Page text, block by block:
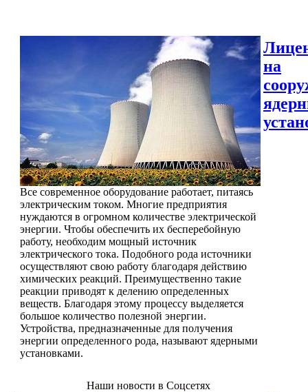
Все современное оборудование работает, питаясь
электрическим током. Многие предприятия
нуждаются в огромном количестве электрической
энергии. Чтобы обеспечить их бесперебойную
работу, необходим мощный источник
электрического тока. Подобного рода источники
осуществляют свою работу благодаря действию
химических реакций. Преимущественно такие
реакции приводят к делению определенных
веществ. Благодаря этому процессу выделяется
большое количество полезной энергии.
Устройства, предназначенные для получения
энергии определенного рода, называют ядерными
установками.
на
Наши новости в Соцсетях